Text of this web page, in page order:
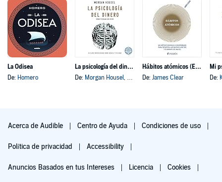
La Odisea
De: Homero
La psicología del dinero
De: Morgan Housel, y otros
Hábitos atómicos (Español neutro)
De: James Clear
Mi
De:
Acerca de Audible Centro de Ayuda Condiciones de uso
Política de privacidad Accessibility
Anuncios Basados en tus Intereses Licencia Cookies